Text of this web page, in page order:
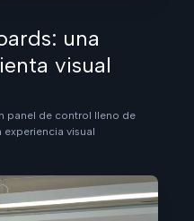
una
visual
panel de control lleno de
experiencia visual